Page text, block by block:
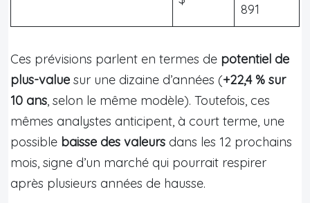
891
Ces prévisions parlent en termes de potentiel de
plus-value sur une dizaine d’années (+22,4 % sur
10 ans, selon le même modèle). Toutefois, ces
mêmes analystes anticipent, à court terme, une
possible baisse des valeurs dans les 12 prochains
mois, signe d’un marché qui pourrait respirer
après plusieurs années de hausse.